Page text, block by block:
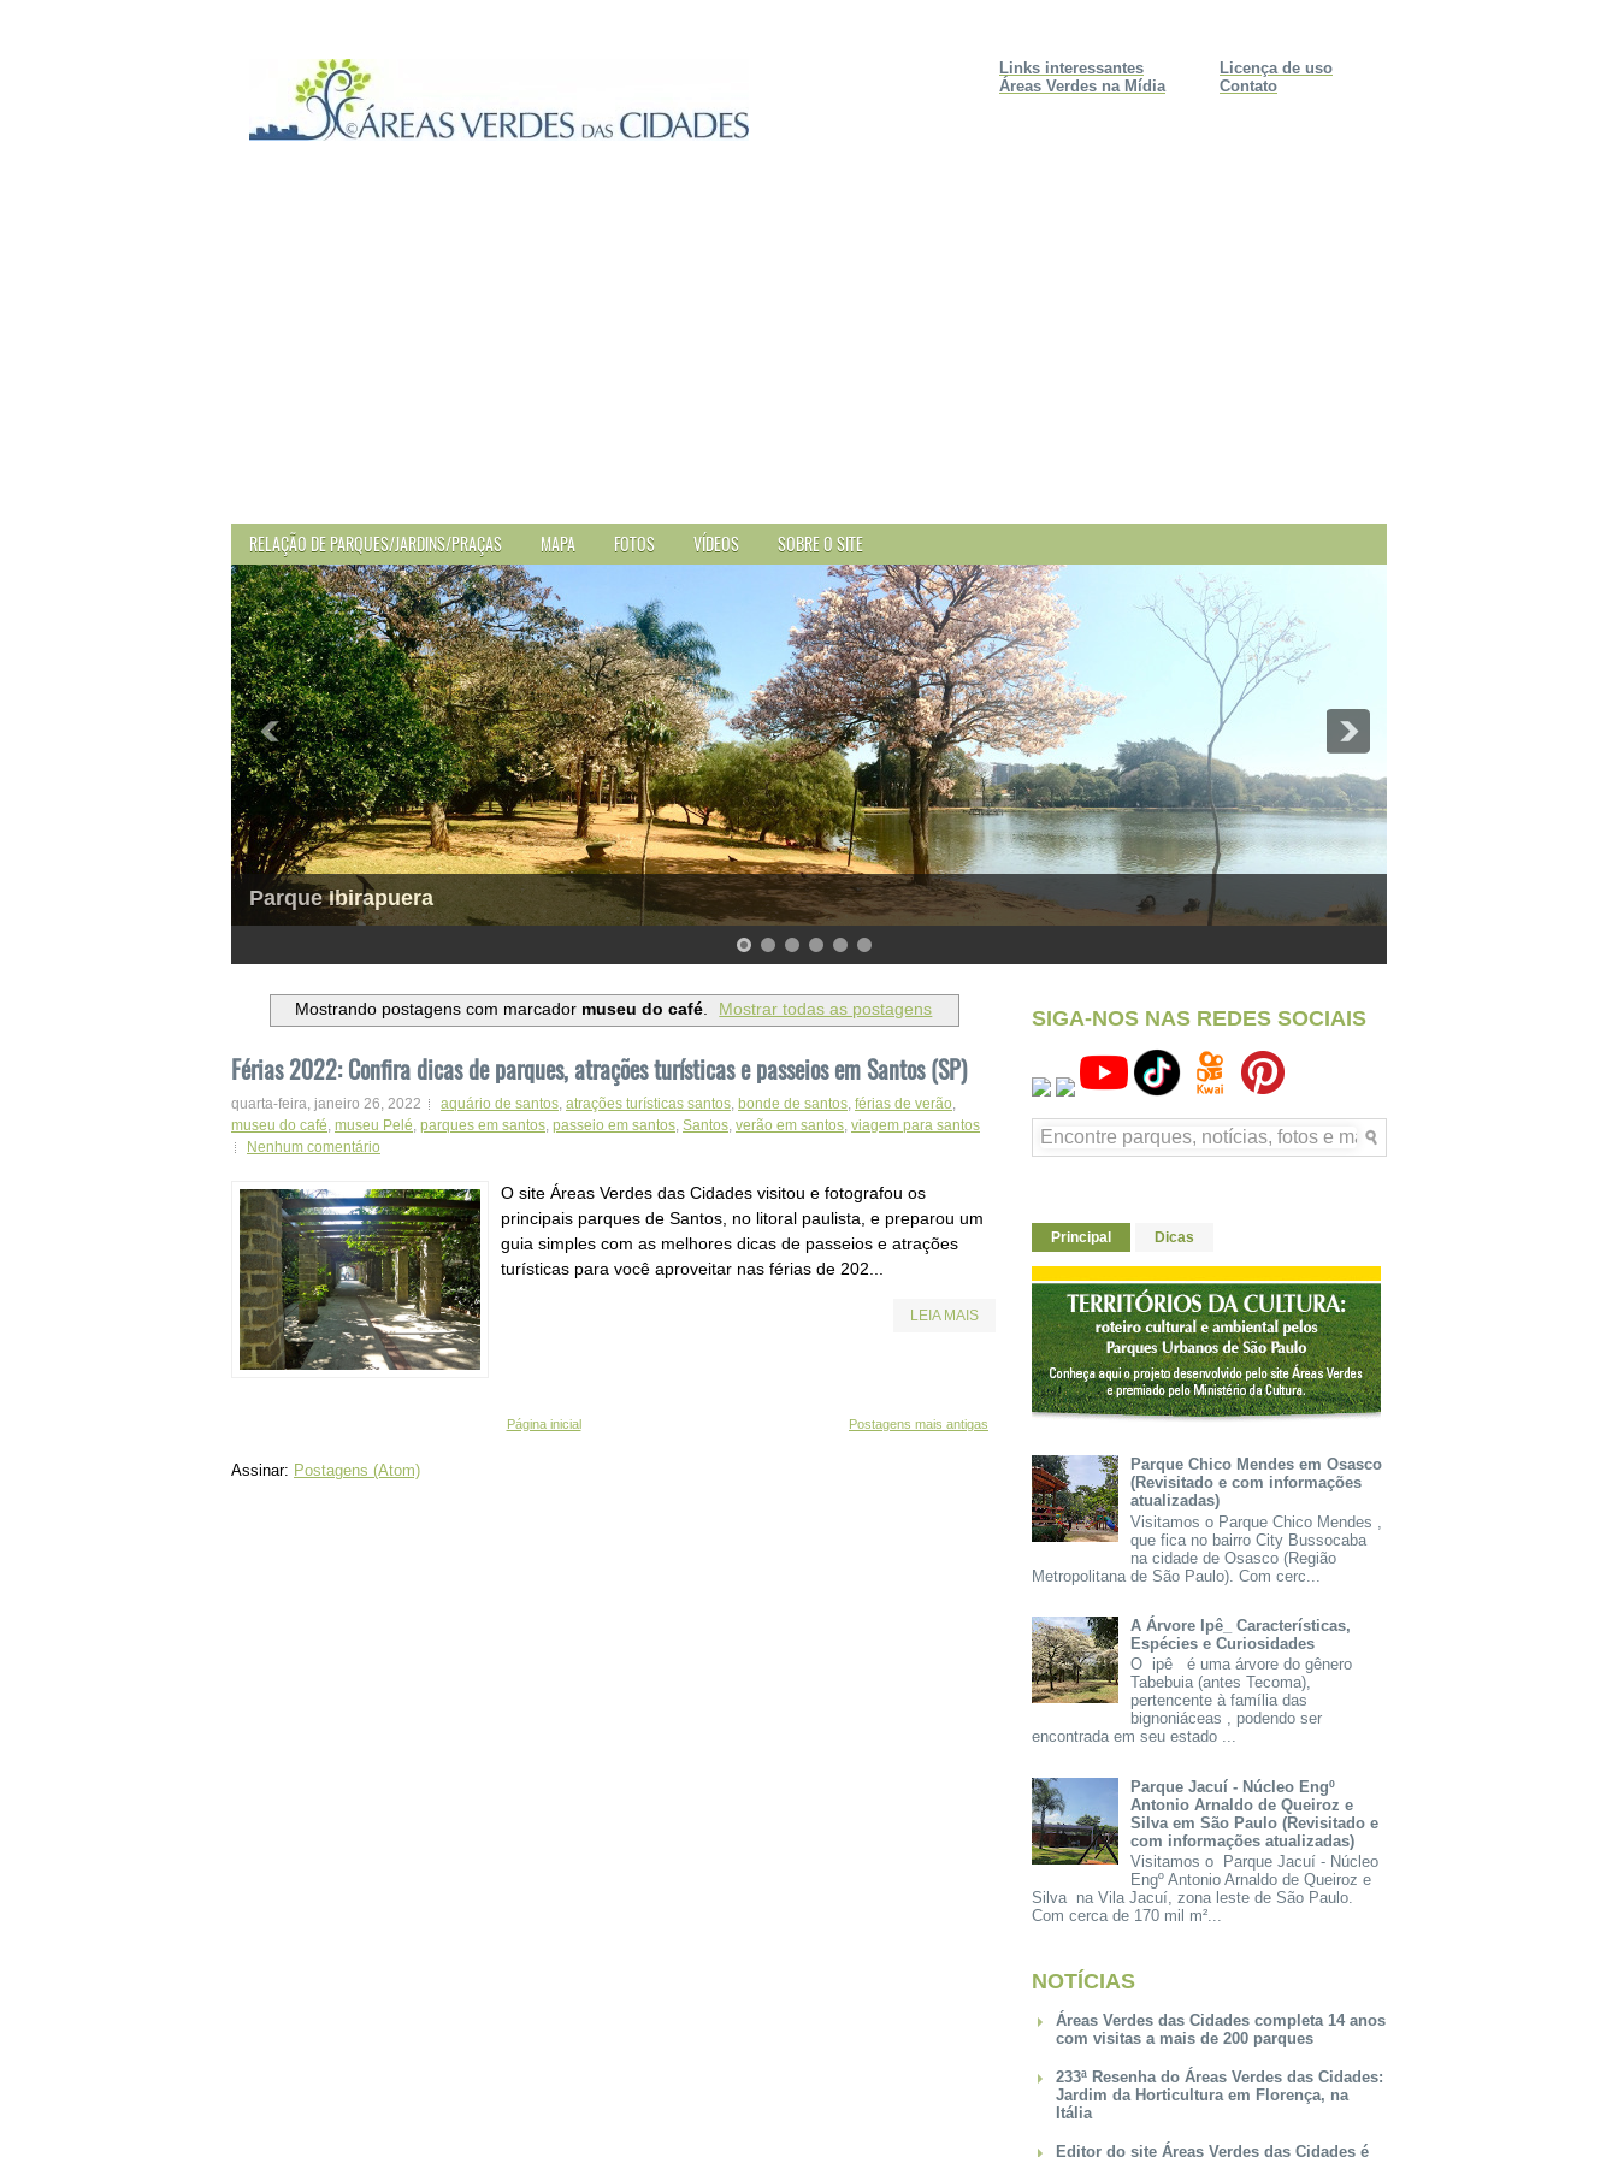
Licença de uso
Contato
Links interessantes
Áreas Verdes na Mídia
RELAÇÃO DE PARQUES/JARDINS/PRAÇAS MAPA FOTOS VÍDEOS SOBRE O SITE
Parque Ibirapuera
Mostrando postagens com marcador museu do café. Mostrar todas as postagens
Férias 2022: Confira dicas de parques, atrações turísticas e passeios em Santos (SP)
quarta-feira, janeiro 26, 2022 aquário de santos atrações turísticas santos bonde de santos férias de verão
museu do café museu Pelé parques em santos passeio em santos Santos verão em santos viagem para santos
Nenhum comentário
O site Áreas Verdes das Cidades visitou e fotografou os
principais parques de Santos, no litoral paulista, e preparou um
guia simples com as melhores dicas de passeios e atrações
turísticas para você aproveitar nas férias de 202...
LEIA MAIS
Postagens mais antigas
Página inicial
Assinar: Postagens (Atom)
SIGA-NOS NAS REDES SOCIAIS
Principal Dicas
Parque Chico Mendes em Osasco
(Revisitado e com informações
atualizadas)
Visitamos o Parque Chico Mendes ,
que fica no bairro City Bussocaba
na cidade de Osasco (Região
Metropolitana de São Paulo). Com cerc...
A Árvore Ipê_ Características,
Espécies e Curiosidades
O ipê é uma árvore do gênero
Tabebuia (antes Tecoma),
pertencente à família das
bignoniáceas , podendo ser
encontrada em seu estado ...
Parque Jacuí - Núcleo Engº
Antonio Arnaldo de Queiroz e
Silva em São Paulo (Revisitado e
com informações atualizadas)
Visitamos o Parque Jacuí - Núcleo
Engº Antonio Arnaldo de Queiroz e
Silva na Vila Jacuí, zona leste de São Paulo.
Com cerca de 170 mil m²...
NOTÍCIAS
Áreas Verdes das Cidades completa 14 anos
com visitas a mais de 200 parques
233ª Resenha do Áreas Verdes das Cidades:
Jardim da Horticultura em Florença, na
Itália
Editor do site Áreas Verdes das Cidades é